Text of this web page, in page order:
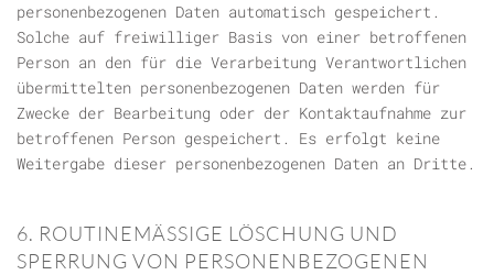
personenbezogenen Daten automatisch gespeichert.
Solche auf freiwilliger Basis von einer betroffenen
Person an den für die Verarbeitung Verantwortlichen
übermittelten personenbezogenen Daten werden für
Zwecke der Bearbeitung oder der Kontaktaufnahme zur
betroffenen Person gespeichert. Es erfolgt keine
Weitergabe dieser personenbezogenen Daten an Dritte.
6. ROUTINEMÄSSIGE LÖSCHUNG UND
SPERRUNG VON PERSONENBEZOGENEN